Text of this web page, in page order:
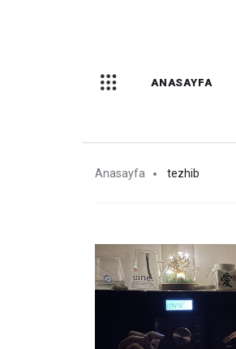
ANASAYFA
Anasayfa tezhib